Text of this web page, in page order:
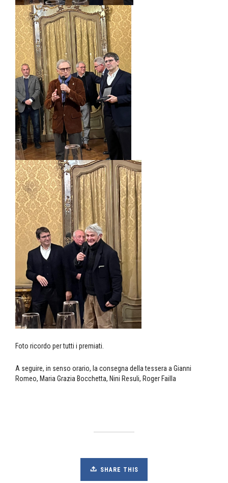
Foto ricordo per tutti i premiati.
A seguire, in senso orario, la consegna della tessera a Gianni
Romeo, Maria Grazia Bocchetta, Nini Resuli, Roger Failla
SHARE THIS